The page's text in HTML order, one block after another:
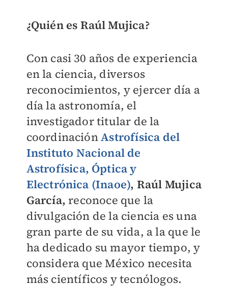
¿Quién es Raúl Mujica?
Con casi 30 años de experiencia
en la ciencia, diversos
reconocimientos, y ejercer día a
día la astronomía, el
investigador titular de la
coordinaciónAstrofísica del
Instituto Nacional de
Astrofísica, Óptica y
Electrónica (Inaoe), Raúl Mujica
García, reconoce que la
divulgación de la ciencia es una
gran parte de su vida, a la que le
ha dedicado su mayor tiempo, y
considera que México necesita
más científicos y tecnólogos.